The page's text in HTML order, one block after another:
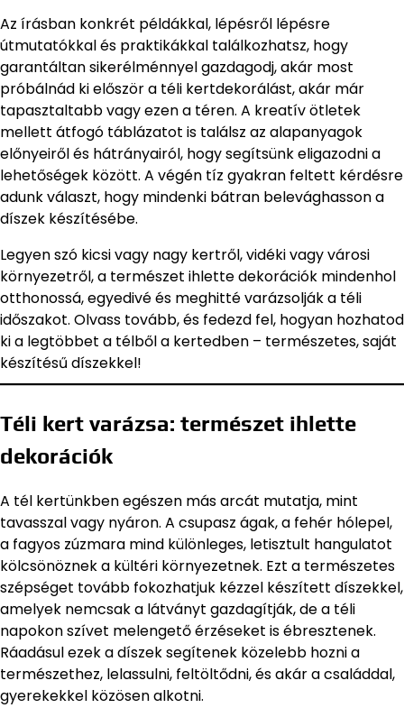
Az írásban konkrét példákkal, lépésről lépésre
útmutatókkal és praktikákkal találkozhatsz, hogy
garantáltan sikerélménnyel gazdagodj, akár most
próbálnád ki először a téli kertdekorálást, akár már
tapasztaltabb vagy ezen a téren. A kreatív ötletek
mellett átfogó táblázatot is találsz az alapanyagok
előnyeiről és hátrányairól, hogy segítsünk eligazodni a
lehetőségek között. A végén tíz gyakran feltett kérdésre
adunk választ, hogy mindenki bátran belevághasson a
díszek készítésébe.
Legyen szó kicsi vagy nagy kertről, vidéki vagy városi
környezetről, a természet ihlette dekorációk mindenhol
otthonossá, egyedivé és meghitté varázsolják a téli
időszakot. Olvass tovább, és fedezd fel, hogyan hozhatod
ki a legtöbbet a télből a kertedben – természetes, saját
készítésű díszekkel!
Téli kert varázsa: természet ihlette
dekorációk
A tél kertünkben egészen más arcát mutatja, mint
tavasszal vagy nyáron. A csupasz ágak, a fehér hólepel,
a fagyos zúzmara mind különleges, letisztult hangulatot
kölcsönöznek a kültéri környezetnek. Ezt a természetes
szépséget tovább fokozhatjuk kézzel készített díszekkel,
amelyek nemcsak a látványt gazdagítják, de a téli
napokon szívet melengető érzéseket is ébresztenek.
Ráadásul ezek a díszek segítenek közelebb hozni a
természethez, lelassulni, feltöltődni, és akár a családdal,
gyerekekkel közösen alkotni.